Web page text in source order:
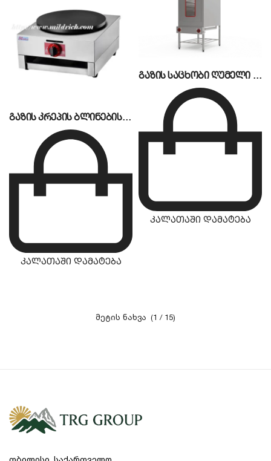
გაზის კრეპის ბლინების აპარატი MM-1G
კალათაში დამატება
გაზის საცხობი ღუმელი 5-სართულიანი CSA
კალათაში დამატება
(1 / 15)